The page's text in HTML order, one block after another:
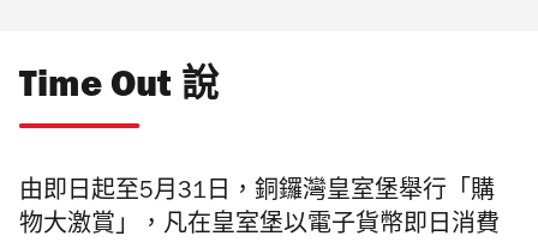
Time Out 說
由即日起至5月31日，銅鑼灣皇室堡舉行「購
物大激賞」，凡在皇室堡以電子貨幣即日消費